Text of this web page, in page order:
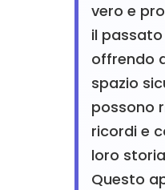
vero e
il
offrendo
spazio
possono
ricordi e
loro
Questo